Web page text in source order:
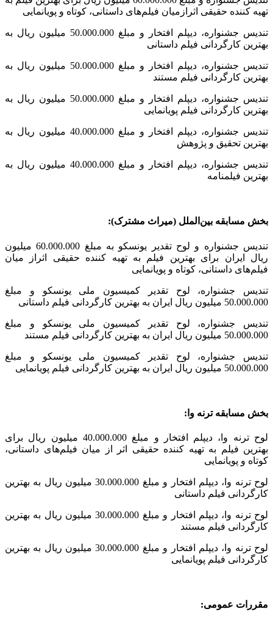
تهیه کننده حقیقی اثرازمیان فیلم‌های داستانی، کوتاه و پویانمایی
تندیس جشنواره، دیپلم افتخار و مبلغ 50.000.000 میلیون ریال به
بهترین کارگردانی فیلم داستانی
تندیس جشنواره، دیپلم افتخار و مبلغ 50.000.000 میلیون ریال به
بهترین کارگردانی فیلم مستند
تندیس جشنواره، دیپلم افتخار و مبلغ 50.000.000 میلیون ریال به
بهترین کارگردانی فیلم پویانمایی
تندیس جشنواره، دیپلم افتخار و مبلغ 40.000.000 میلیون ریال به
بهترین تحقیق و پژوهش
تندیس جشنواره، دیپلم افتخار و مبلغ 40.000.000 میلیون ریال به
بهترین فیلمنامه
بخش مسابقه بین‌الملل (میراث مشترک):
تندیس جشنواره و لوح تقدیر یونسکو به مبلغ 60.000.000 میلیون
ریال ایران برای بهترین فیلم به تهیه کننده حقیقی اثراز میان
فیلم‌های داستانی، کوتاه و پویانمایی
تندیس جشنواره، لوح تقدیر کمیسیون ملی یونسکو و مبلغ
50.000.000 میلیون ریال ایران به بهترین کارگردانی فیلم داستانی
تندیس جشنواره، لوح تقدیر کمیسیون ملی یونسکو و مبلغ
50.000.000 میلیون ریال ایران به بهترین کارگردانی فیلم مستند
تندیس جشنواره، لوح تقدیر کمیسیون ملی یونسکو و مبلغ
50.000.000 میلیون ریال ایران به بهترین کارگردانی فیلم پویانمایی
بخش مسابقه ترنه وا:
لوح ترنه وا، دیپلم افتخار و مبلغ 40.000.000 میلیون ریال برای
بهترین فیلم به تهیه کننده حقیقی اثر از میان فیلم‌های داستانی،
کوتاه و پویانمایی
لوح ترنه وا، دیپلم افتخار و مبلغ 30.000.000 میلیون ریال به بهترین
کارگردانی فیلم داستانی
لوح ترنه وا، دیپلم افتخار و مبلغ 30.000.000 میلیون ریال به بهترین
کارگردانی فیلم مستند
لوح ترنه وا، دیپلم افتخار و مبلغ 30.000.000 میلیون ریال به بهترین
کارگردانی فیلم پویانمایی
مقررات عمومی: